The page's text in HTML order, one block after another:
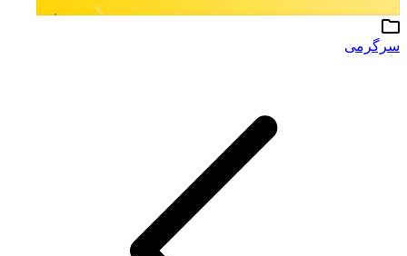
سرگرمی